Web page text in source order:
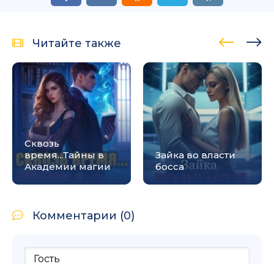
Читайте также
Сквозь
время...Тайны в
Академии магии
Зайка во власти
босса
Комментарии (0)